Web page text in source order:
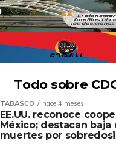
620AM
Todo sobre
TABASCO hace 4 meses
EE.UU. reconoce
México; destacan baja
muertes por